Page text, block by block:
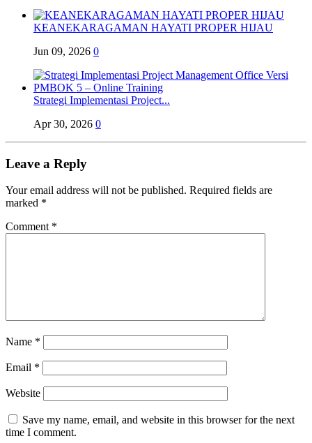
KEANEKARAGAMAN HAYATI PROPER HIJAU
Jun 09, 2026 0
Strategi Implementasi Project...
Apr 30, 2026 0
Leave a Reply
Your email address will not be published. Required fields are
marked *
Comment *
Name *
Email *
Website
Save my name, email, and website in this browser for the next
time I comment.